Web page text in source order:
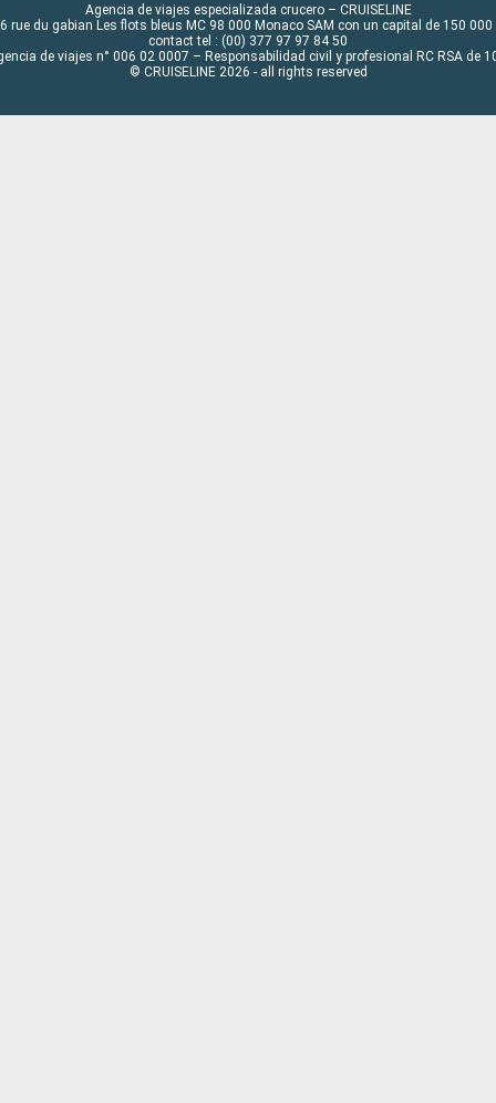
Agencia de viajes especializada crucero – CRUISELINE
rue du gabian Les flots bleus MC 98 000 Monaco SAM con un capital de 150 000
contact tel : (00) 377 97 97 84 50
de viajes n° 006 02 0007 – Responsabilidad civil y profesional RC RSA de
© CRUISELINE 2026 - all rights reserved